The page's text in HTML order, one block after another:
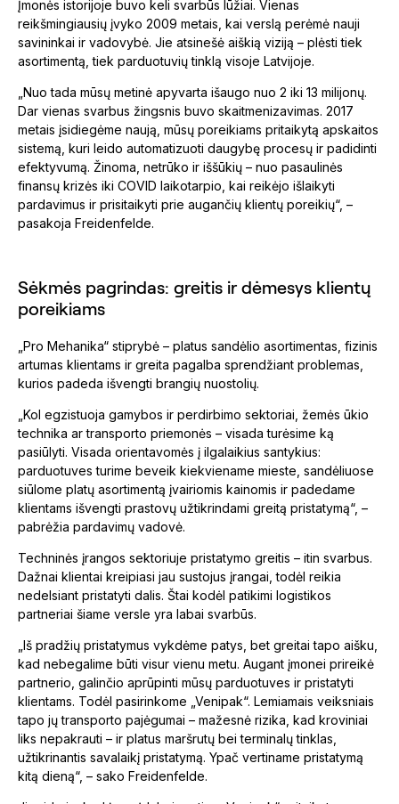
Įmonės istorijoje buvo keli svarbūs lūžiai. Vienas
reikšmingiausių įvyko 2009 metais, kai verslą perėmė nauji
savininkai ir vadovybė. Jie atsinešė aiškią viziją – plėsti tiek
asortimentą, tiek parduotuvių tinklą visoje Latvijoje.
„Nuo tada mūsų metinė apyvarta išaugo nuo 2 iki 13 milijonų.
Dar vienas svarbus žingsnis buvo skaitmenizavimas. 2017
metais įsidiegėme naują, mūsų poreikiams pritaikytą apskaitos
sistemą, kuri leido automatizuoti daugybę procesų ir padidinti
efektyvumą. Žinoma, netrūko ir iššūkių – nuo pasaulinės
finansų krizės iki COVID laikotarpio, kai reikėjo išlaikyti
pardavimus ir prisitaikyti prie augančių klientų poreikių“, –
pasakoja Freidenfelde.
Sėkmės pagrindas: greitis ir dėmesys klientų
poreikiams
„Pro Mehanika“ stiprybė – platus sandėlio asortimentas, fizinis
artumas klientams ir greita pagalba sprendžiant problemas,
kurios padeda išvengti brangių nuostolių.
„Kol egzistuoja gamybos ir perdirbimo sektoriai, žemės ūkio
technika ar transporto priemonės – visada turėsime ką
pasiūlyti. Visada orientavomės į ilgalaikius santykius:
parduotuves turime beveik kiekviename mieste, sandėliuose
siūlome platų asortimentą įvairiomis kainomis ir padedame
klientams išvengti prastovų užtikrindami greitą pristatymą“, –
pabrėžia pardavimų vadovė.
Techninės įrangos sektoriuje pristatymo greitis – itin svarbus.
Dažnai klientai kreipiasi jau sustojus įrangai, todėl reikia
nedelsiant pristatyti dalis. Štai kodėl patikimi logistikos
partneriai šiame versle yra labai svarbūs.
„Iš pradžių pristatymus vykdėme patys, bet greitai tapo aišku,
kad nebegalime būti visur vienu metu. Augant įmonei prireikė
partnerio, galinčio aprūpinti mūsų parduotuves ir pristatyti
klientams. Todėl pasirinkome „Venipak“. Lemiamais veiksniais
tapo jų transporto pajėgumai – mažesnė rizika, kad kroviniai
liks nepakrauti – ir platus maršrutų bei terminalų tinklas,
užtikrinantis savalaikį pristatymą. Ypač vertiname pristatymą
kitą dieną“, – sako Freidenfelde.